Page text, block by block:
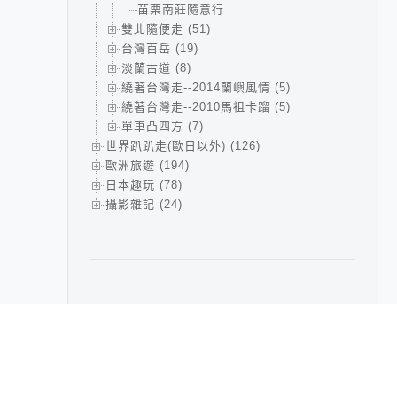
苗栗南莊隨意行
雙北隨便走 (51)
台灣百岳 (19)
淡蘭古道 (8)
繞著台灣走--2014蘭嶼風情 (5)
繞著台灣走--2010馬祖卡蹓 (5)
單車凸四方 (7)
世界趴趴走(歐日以外) (126)
歐洲旅遊 (194)
日本趣玩 (78)
攝影雜記 (24)